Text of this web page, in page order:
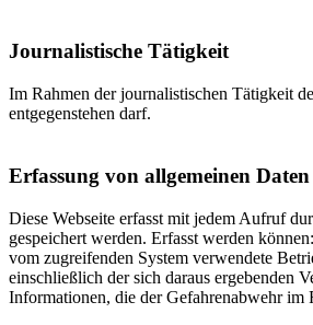
Journalistische Tätigkeit
Im Rahmen der journalistischen Tätigkeit
entgegenstehen darf.
Erfassung von allgemeinen
Diese Webseite erfasst mit jedem Aufruf
gespeichert werden. Erfasst werden
vom zugreifenden System verwendete
einschließlich der sich daraus ergebenden
Informationen, die der Gefahrenabwehr im